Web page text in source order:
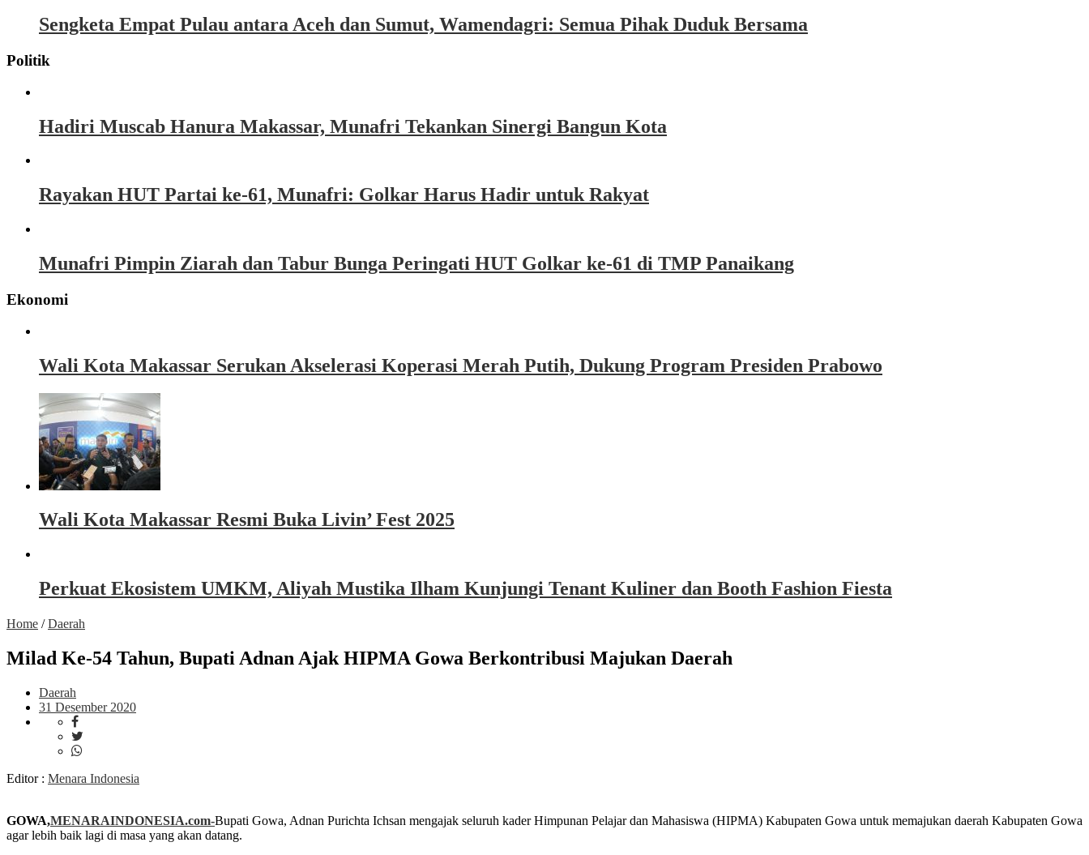
Sengketa Empat Pulau antara Aceh dan Sumut, Wamendagri: Semua Pihak Duduk Bersama
Politik
Hadiri Muscab Hanura Makassar, Munafri Tekankan Sinergi Bangun Kota
Rayakan HUT Partai ke-61, Munafri: Golkar Harus Hadir untuk Rakyat
Munafri Pimpin Ziarah dan Tabur Bunga Peringati HUT Golkar ke-61 di TMP Panaikang
Ekonomi
Wali Kota Makassar Serukan Akselerasi Koperasi Merah Putih, Dukung Program Presiden Prabowo
Wali Kota Makassar Resmi Buka Livin’ Fest 2025
Perkuat Ekosistem UMKM, Aliyah Mustika Ilham Kunjungi Tenant Kuliner dan Booth Fashion Fiesta
Home /Daerah
Milad Ke-54 Tahun, Bupati Adnan Ajak HIPMA Gowa Berkontribusi Majukan Daerah
Daerah
31 Desember 2020
Editor : Menara Indonesia
GOWA,MENARAINDONESIA.com-Bupati Gowa, Adnan Purichta Ichsan mengajak seluruh kader Himpunan Pelajar dan Mahasiswa (HIPMA) Kabupaten Gowa untuk memajukan daerah Kabupaten Gowa
agar lebih baik lagi di masa yang akan datang.